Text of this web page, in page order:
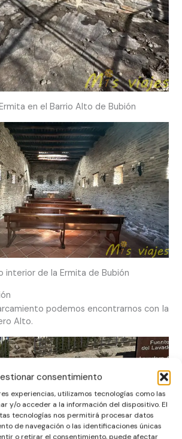
consentimiento
experiencias, utilizamos tecnologías como las
y/o acceder a la información del dispositivo. El
tecnologías nos permitirá procesar datos
de navegación o las identificaciones únicas
o retirar el consentimiento, puede afectar
en el Barrio Alto de Bubión
interior de la Ermita de Bubión
podemos encontrarnos con la
Alto.